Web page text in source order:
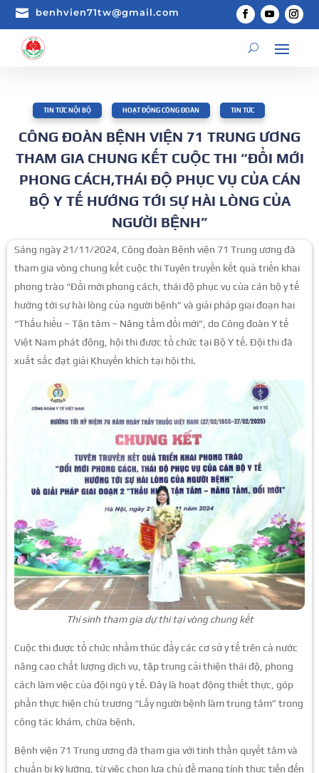
 benhvien71tw@gmail.com
TIN TỨC NỘI BỘ HOẠT ĐỘNG CÔNG ĐOÀN TIN TỨC
CÔNG ĐOÀN BỆNH VIỆN 71 TRUNG ƯƠNG
THAM GIA CHUNG KẾT CUỘC THI “ĐỔI MỚI
PHONG CÁCH,THÁI ĐỘ PHỤC VỤ CỦA CÁN
BỘ Y TẾ HƯỚNG TỚI SỰ HÀI LÒNG CỦA
NGƯỜI BỆNH”
Sáng ngày 21/11/2024, Công đoàn Bệnh viện 71 Trung ương đã
tham gia vòng chung kết cuộc thi Tuyên truyền kết quả triển khai
phong trào “Đổi mới phong cách, thái độ phục vụ của cán bộ y tế
hướng tới sự hài lòng của người bệnh” và giải pháp giai đoạn hai
“Thấu hiểu – Tận tâm – Nâng tầm đổi mới”, do Công đoàn Y tế
Việt Nam phát động, hội thi được tổ chức tại Bộ Y tế. Đội thi đã
xuất sắc đạt giải Khuyến khích tại hội thi.
Thí sinh tham gia dự thi tại vòng chung kết
Cuộc thi được tổ chức nhằm thúc đẩy các cơ sở y tế trên cả nước
nâng cao chất lượng dịch vụ, tập trung cải thiện thái độ, phong
cách làm việc của đội ngũ y tế. Đây là hoạt động thiết thực, góp
phần thực hiện chủ trương “Lấy người bệnh làm trung tâm” trong
công tác khám, chữa bệnh.
Bệnh viện 71 Trung ương đã tham gia với tinh thần quyết tâm và
chuẩn bị kỹ lưỡng, từ việc chọn lựa chủ đề mang tính thực tiễn đến